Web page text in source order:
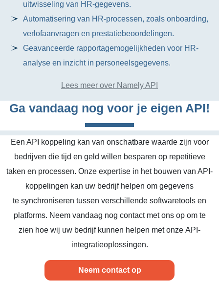
uitwisseling van HR-gegevens.
Automatisering van HR-processen, zoals onboarding,
verlofaanvragen en prestatiebeoordelingen.
Geavanceerde rapportagemogelijkheden voor HR-
analyse en inzicht in personeelsgegevens.
Lees meer over Namely API
Ga vandaag nog voor je eigen API!
Een API koppeling kan van onschatbare waarde zijn voor
bedrijven die tijd en geld willen besparen op repetitieve
taken en processen. Onze expertise in het bouwen van API-
koppelingen kan uw bedrijf helpen om gegevens
te synchroniseren tussen verschillende softwaretools en
platforms. Neem vandaag nog contact met ons op om te
zien hoe wij uw bedrijf kunnen helpen met onze API-
integratieoplossingen.
Neem contact op